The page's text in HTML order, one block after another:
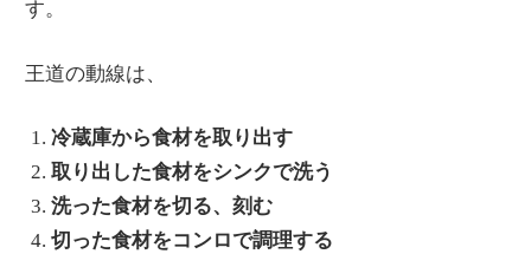
す。
王道の動線は、
冷蔵庫から食材を取り出す
取り出した食材をシンクで洗う
洗った食材を切る、刻む
切った食材をコンロで調理する